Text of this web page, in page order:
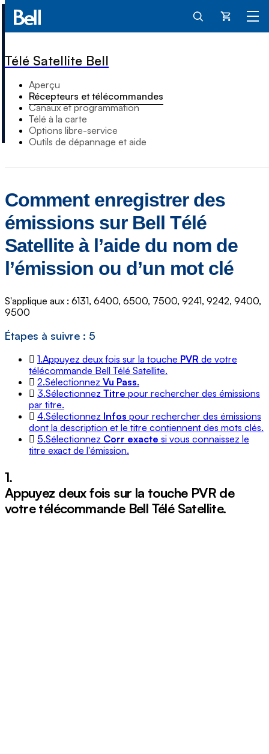
Panier
Télé Satellite Bell
Aperçu
Récepteurs et télécommandes
Canaux et programmation
Télé à la carte
Options libre-service
Outils de dépannage et aide
Comment enregistrer des
émissions sur Bell Télé
Satellite à l’aide du nom de
l’émission ou d’un mot clé
S'applique aux : 6131, 6400, 6500, 7500, 9241, 9242, 9400,
9500
Étapes à suivre : 5
1.Appuyez deux fois sur la touche PVR de votre
télécommande Bell Télé Satellite.
2.Sélectionnez Vu Pass.
3.Sélectionnez Titre pour rechercher des émissions
par titre.
4.Sélectionnez Infos pour rechercher des émissions
dont la description et le titre contiennent des mots clés.
5.Sélectionnez Corr exacte si vous connaissez le
titre exact de l'émission.
1.
Appuyez deux fois sur la touche PVR de
votre télécommande Bell Télé Satellite.